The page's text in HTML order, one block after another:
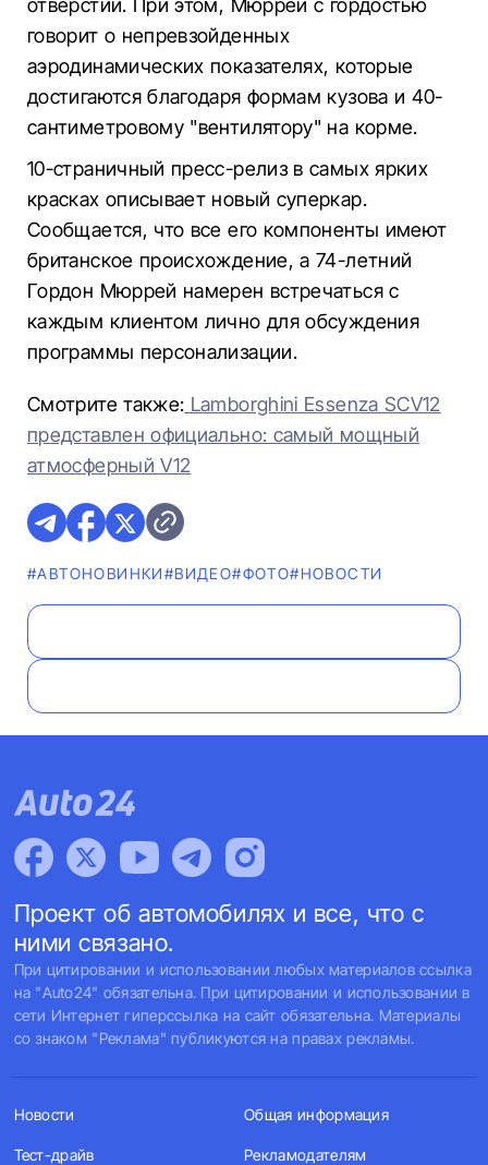
отверстий. При этом, Мюррей с гордостью
говорит о непревзойденных
аэродинамических показателях, которые
достигаются благодаря формам кузова и 40-
сантиметровому "вентилятору" на корме.
10-страничный пресс-релиз в самых ярких
красках описывает новый суперкар.
Сообщается, что все его компоненты имеют
британское происхождение, а 74-летний
Гордон Мюррей намерен встречаться с
каждым клиентом лично для обсуждения
программы персонализации.
Смотрите также: Lamborghini Essenza SCV12
представлен официально: самый мощный
атмосферный V12
#AВТОНОВИНКИ#ВИДЕО#ФОТО#НОВОСТИ
Проект об автомобилях и все, что с
ними связано.
При цитировании и использовании любых материалов ссылка
на "Auto24" обязательна. При цитировании и использовании в
сети Интернет гиперссылка на сайт обязательна. Материалы
со знаком "Реклама" публикуются на правах рекламы.
Новости
Тест-драйв
Общая информация
Рекламодателям